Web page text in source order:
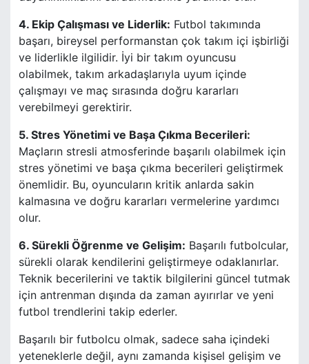
4. Ekip Çalışması ve Liderlik: Futbol takımında
başarı, bireysel performanstan çok takım içi işbirliği
ve liderlikle ilgilidir. İyi bir takım oyuncusu
olabilmek, takım arkadaşlarıyla uyum içinde
çalışmayı ve maç sırasında doğru kararları
verebilmeyi gerektirir.
5. Stres Yönetimi ve Başa Çıkma Becerileri:
Maçların stresli atmosferinde başarılı olabilmek için
stres yönetimi ve başa çıkma becerileri geliştirmek
önemlidir. Bu, oyuncuların kritik anlarda sakin
kalmasına ve doğru kararları vermelerine yardımcı
olur.
6. Sürekli Öğrenme ve Gelişim: Başarılı futbolcular,
sürekli olarak kendilerini geliştirmeye odaklanırlar.
Teknik becerilerini ve taktik bilgilerini güncel tutmak
için antrenman dışında da zaman ayırırlar ve yeni
futbol trendlerini takip ederler.
Başarılı bir futbolcu olmak, sadece saha içindeki
yeteneklerle değil, aynı zamanda kişisel gelişim ve